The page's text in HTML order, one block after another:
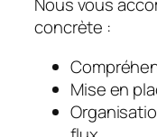
Nous vous
concrète :
Mise en